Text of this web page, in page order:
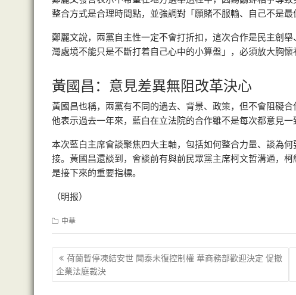
整合方式是合理時間點，並強調對「願賭不服輸、自己不是
鄭麗文說，兩黨自主性一定不會打折扣，這次合作是民主創
灣處境不能只是不斷打着自己心中的小算盤」，必須放大胸懷
黃國昌：意見差異無阻改革決心
黃國昌也稱，兩黨有不同的過去、背景、政策，但不會阻礙
他表示過去一年來，藍白在立法院的合作雖不是每次都意見一
本次藍白主席會談聚焦四大主軸，包括如何整合力量、談為
接。黃國昌還談到，會談前有與前民眾黨主席柯文哲溝通，
是接下來的重要指標。
（明报）
中華
文
章
荷蘭暫停凍結安世 聞泰未復控制權 華商務部歡迎決定 促撤
企業法庭裁決